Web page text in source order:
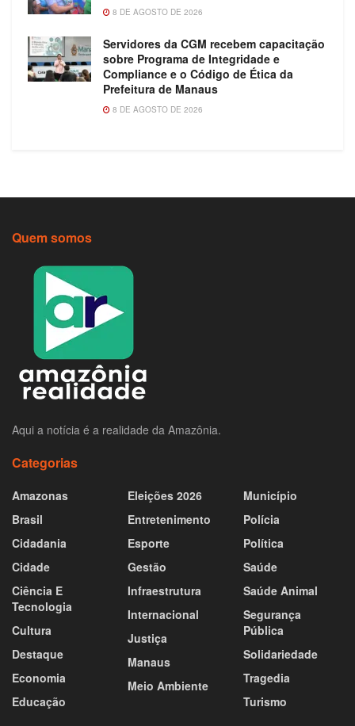
8 DE AGOSTO DE 2026
Servidores da CGM recebem capacitação
sobre Programa de Integridade e
Compliance e o Código de Ética da
Prefeitura de Manaus
8 DE AGOSTO DE 2026
Quem somos
Aqui a notícia é a realidade da Amazônia.
Categorias
Amazonas
Brasil
Cidadania
Cidade
Ciência E
Tecnologia
Cultura
Destaque
Economia
Educação
Eleições 2026
Entretenimento
Esporte
Gestão
Infraestrutura
Internacional
Justiça
Manaus
Meio Ambiente
Município
Polícia
Política
Saúde
Saúde Animal
Segurança
Pública
Solidariedade
Tragedia
Turismo